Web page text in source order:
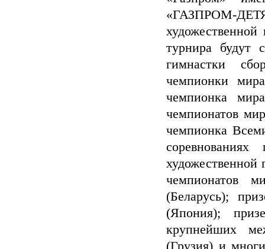
«ГАЗПРОМ-
турнира будут
гимнастки
чемпионки
чемпионка
чемпионатов
чемпионка
чемпионатов
(Беларусь);
(Япония);
крупнейших
(Грузия) и